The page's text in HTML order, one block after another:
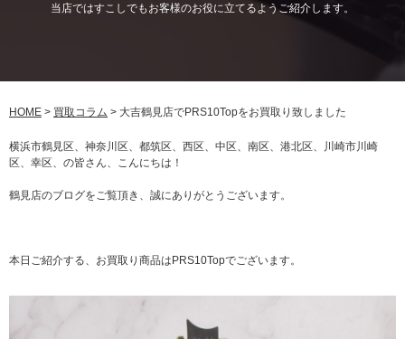
当店ではすこしでもお客様のお役に立てるようご紹介します。
HOME > 買取コラム > 大吉鶴見店でPRS10Topをお買取り致しました
横浜市鶴見区、神奈川区、都筑区、西区、中区、南区、港北区、川崎市川崎
区、幸区、の皆さん、こんにちは！
鶴見店のブログをご覧頂き、誠にありがとうございます。
本日ご紹介する、お買取り商品はPRS10Topでございます。